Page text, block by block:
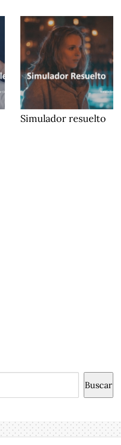
Simulador resuelto
Buscar